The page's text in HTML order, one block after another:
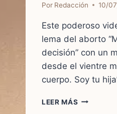
Por Redacción 10/
Este poderoso
lema del aborto
decisión” con un
desde el vientre
cuerpo. Soy tu
LEER MÁS “NO